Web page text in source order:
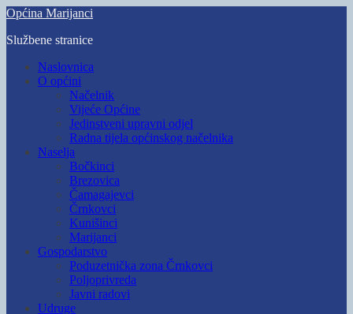
Skip
main
Općina Marijanci
Službene stranice
Toggle
mobile
Naslovnica
O općini
Načelnik
Vijeće Općine
Jedinstveni upravni odjel
Radna tijela općinskog načelnika
Naselja
Bočkinci
Brezovica
Čamagajevci
Črnkovci
Kunišinci
Marijanci
Gospodarstvo
Poduzetnička zona Črnkovci
Poljoprivreda
Javni radovi
Udruge